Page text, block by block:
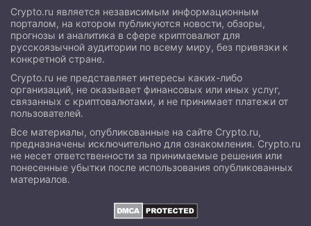
Crypto.ru является независимым информационным
порталом, на котором публикуются новости, обзоры,
прогнозы и аналитика в сфере криптовалют для
русскоязычной аудитории по всему миру, без привязки к
конкретной стране.
Crypto.ru не представляет интересы каких-либо
организаций, не оказывает финансовых или иных услуг,
связанных с криптовалютами, и не принимает платежи от
пользователей.
Все материалы, опубликованные на сайте Crypto.ru,
предназначены исключительно для ознакомления. Crypto.ru
не несет ответственности за принимаемые решения или
понесенные убытки после использования опубликованных
материалов.